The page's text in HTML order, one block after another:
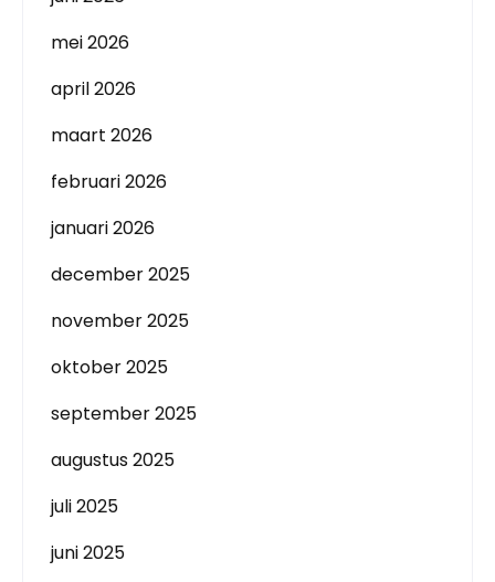
mei 2026
april 2026
maart 2026
februari 2026
januari 2026
december 2025
november 2025
oktober 2025
september 2025
augustus 2025
juli 2025
juni 2025